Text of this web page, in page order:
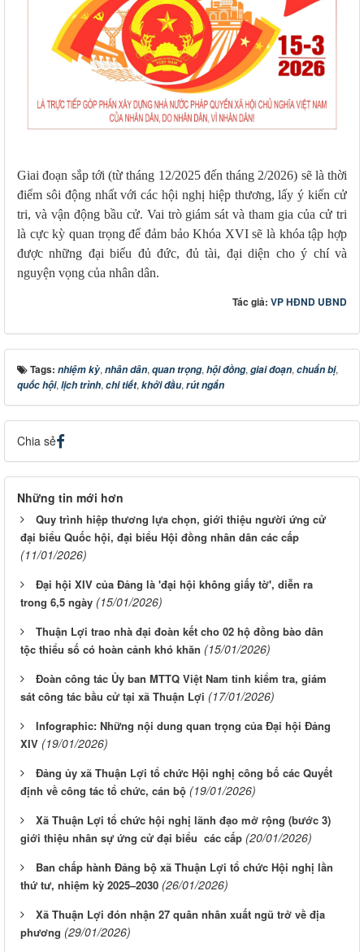
Giai đoạn sắp tới (từ tháng 12/2025 đến tháng 2/2026) sẽ là thời
điểm sôi động nhất với các hội nghị hiệp thương, lấy ý kiến cử
tri, và vận động bầu cử. Vai trò giám sát và tham gia của cử tri
là cực kỳ quan trọng để đảm bảo Khóa XVI sẽ là khóa tập hợp
được những đại biểu đủ đức, đủ tài, đại diện cho ý chí và
nguyện vọng của nhân dân.
Tác giả: VP HĐND UBND
Tags: nhiệm kỳ, nhân dân, quan trọng, hội đồng, giai đoạn, chuẩn bị,
quốc hội, lịch trình, chi tiết, khởi đầu, rút ngắn
Chia sẻ
Những tin mới hơn
Quy trình hiệp thương lựa chọn, giới thiệu người ứng cử
đại biểu Quốc hội, đại biểu Hội đồng nhân dân các cấp
(11/01/2026)
Đại hội XIV của Đảng là 'đại hội không giấy tờ', diễn ra
trong 6,5 ngày (15/01/2026)
Thuận Lợi trao nhà đại đoàn kết cho 02 hộ đồng bào dân
tộc thiểu số có hoàn cảnh khó khăn (15/01/2026)
Đoàn công tác Ủy ban MTTQ Việt Nam tỉnh kiểm tra, giám
sát công tác bầu cử tại xã Thuận Lợi (17/01/2026)
Infographic: Những nội dung quan trọng của Đại hội Đảng
XIV (19/01/2026)
Đảng ủy xã Thuận Lợi tổ chức Hội nghị công bố các Quyết
định về công tác tổ chức, cán bộ (19/01/2026)
Xã Thuận Lợi tổ chức hội nghị lãnh đạo mở rộng (bước 3)
giới thiệu nhân sự ứng cử đại biểu các cấp (20/01/2026)
Ban chấp hành Đảng bộ xã Thuận Lợi tổ chức Hội nghị lần
thứ tư, nhiệm kỳ 2025–2030 (26/01/2026)
Xã Thuận Lợi đón nhận 27 quân nhân xuất ngũ trở về địa
phương (29/01/2026)